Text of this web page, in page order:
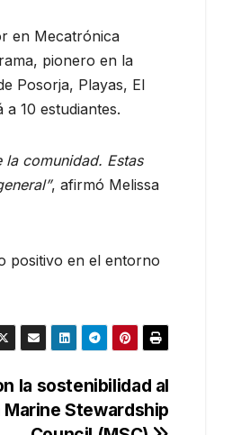
en Mecatrónica
pionero en la
Posorja, Playas, El
10 estudiantes.
comunidad. Estas
, afirmó Melissa
positivo en el entorno
la sostenibilidad al
Stewardship